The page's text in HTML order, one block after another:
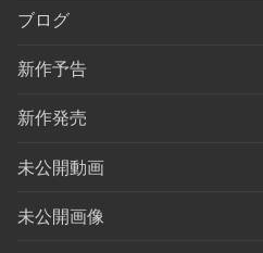
ブログ
新作予告
新作発売
未公開動画
未公開画像